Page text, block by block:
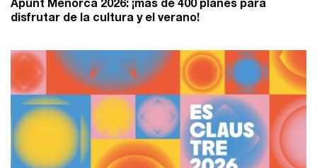
Apunt Menorca 2026: ¡más de 400 planes para
disfrutar de la cultura y el verano!